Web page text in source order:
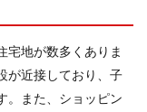
宅地が数多くありま
が近接しており、子
。また、ショッピン